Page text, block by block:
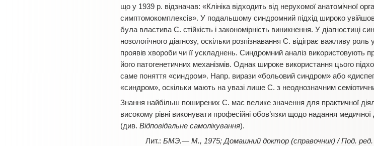
що у 1939 р. відзначав: «Клініка відходить від нерухомої анатомічної
симптомокомплексів». У подальшому синдромний підхід широко
була властива С. стійкість і закономірність виникнення. У діагностиці
нозологічного діагнозу, оскільки розпізнавання С. відіграє важливу
проявів хвороби чи її ускладнень. Синдромний аналіз використовують
його патогенетичних механізмів. Однак широке використання цього
саме поняття «синдром». Напр. вирази «больовий синдром» або
«синдром», оскільки мають на увазі лише С. з неоднозначним
Знання найбільш поширених С. має велике значення для практичної
високому рівні виконувати професійні обов’язки щодо надання
(див. Відповідальне самолікування).
БМЭ.— М., 1975; Домашний доктор (справочник) / Под.